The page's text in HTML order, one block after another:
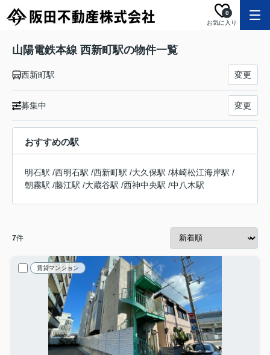
お気に入り
0
山陽電鉄本線 西新町駅の物件一覧
西新町駅 変更
募集中 変更
おすすめの駅
明石駅 /西明石駅 /西新町駅 /大久保駅 /林崎松江海岸駅 /
朝霧駅 /藤江駅 /大蔵谷駅 /西神中央駅 /中八木駅
7件
賃貸マンション